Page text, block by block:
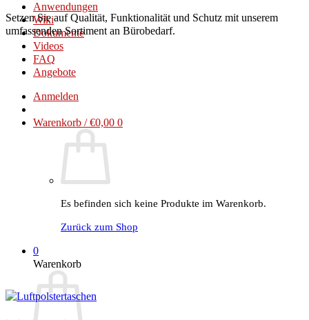
Anwendungen
Wiki
Dokumente
Videos
FAQ
Angebote
Anmelden
Warenkorb /€0,00 0
Es befinden sich keine Produkte im Warenkorb.
Zurück zum Shop
0
Warenkorb
Setzen Sie aufQualität, Funktionalität und Schutz mit unserem
umfassenden Sortiment an Bürobedarf.